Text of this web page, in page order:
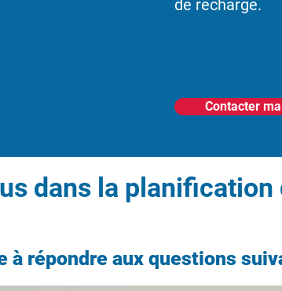
de recharge.
Contacter
dans la
à répondre aux questions